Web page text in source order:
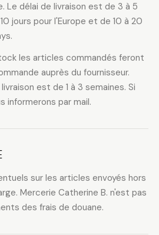
Le délai de livraison est de 3 à 5
jours pour l'Europe et de 10 à 20
les articles commandés feront
auprès du fournisseur.
est de 1 à 3 semaines. Si
informerons par mail.
sur les articles envoyés hors
Mercerie Catherine B. n'est pas
des frais de douane.